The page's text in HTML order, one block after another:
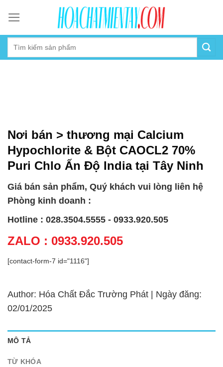
content
Nơi bán > thương mại Calcium
Hypochlorite & Bột CAOCL2 70%
Puri Chlo Ấn Độ India tại Tây Ninh
Giá bán sản phẩm, Quý khách vui lòng liên hệ
Phòng kinh doanh :
Hotline : 028.3504.5555 - 0933.920.505
ZALO : 0933.920.505
[contact-form-7 id="1116"]
Author: Hóa Chất Đắc Trường Phát | Ngày đăng:
02/01/2025
MÔ TẢ
TỪ KHÓA